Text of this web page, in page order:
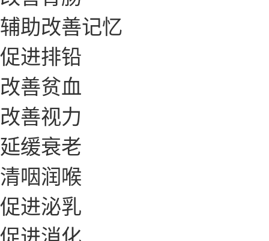
辅助改善记忆
促进排铅
改善贫血
改善视力
延缓衰老
清咽润喉
促进泌乳